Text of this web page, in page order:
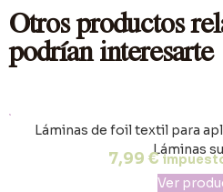
Otros productos
podrían interesarte
Láminas de foil textil para
Láminas
7,99€
Ver